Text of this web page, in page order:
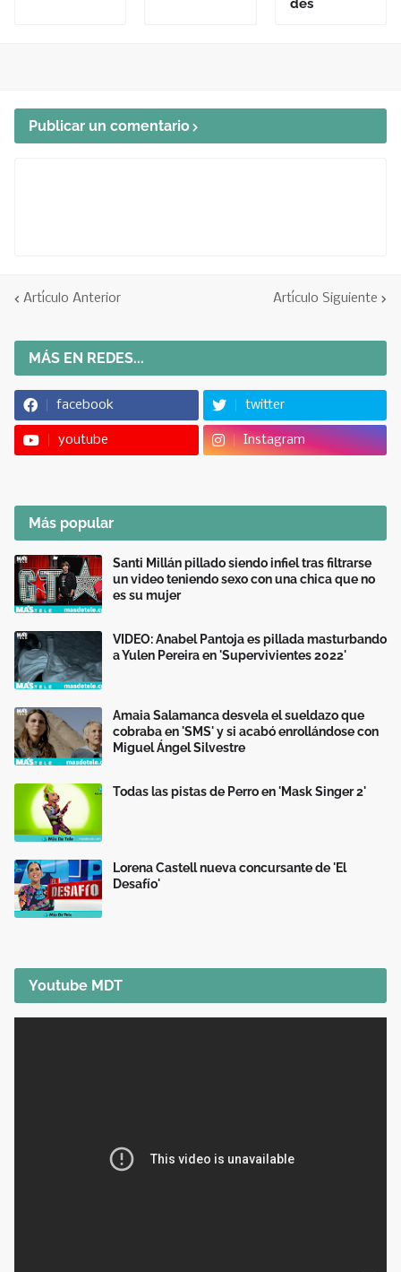
des
Publicar un comentario
Artículo Anterior Artículo Siguiente
MÁS EN REDES...
facebook twitter
youtube Instagram
Más popular
Santi Millán pillado siendo infiel tras filtrarse
un video teniendo sexo con una chica que no
es su mujer
VIDEO: Anabel Pantoja es pillada masturbando
a Yulen Pereira en 'Supervivientes 2022'
Amaia Salamanca desvela el sueldazo que
cobraba en 'SMS' y si acabó enrollándose con
Miguel Ángel Silvestre
Todas las pistas de Perro en 'Mask Singer 2'
Lorena Castell nueva concursante de 'El
Desafío'
Youtube MDT